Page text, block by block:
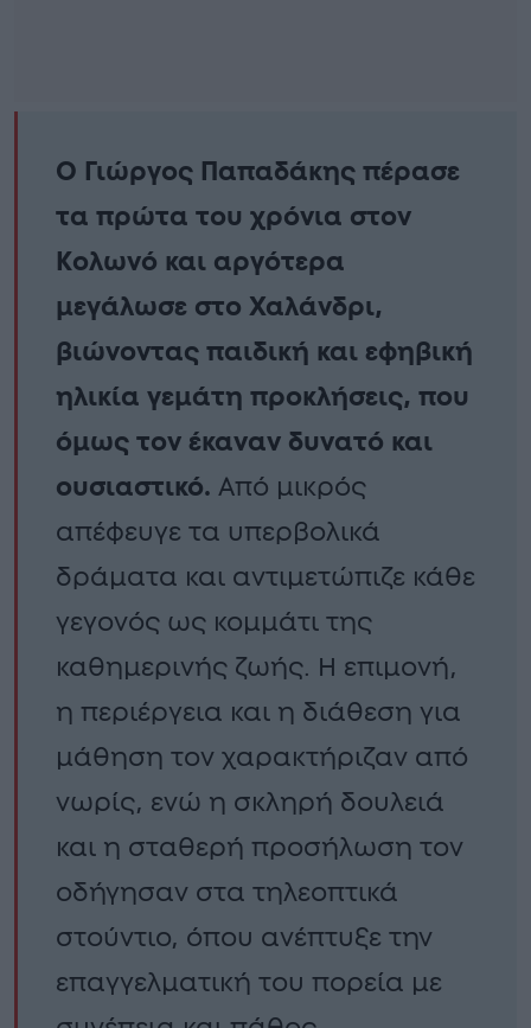
Ο Γιώργος Παπαδάκης πέρασε
τα πρώτα του χρόνια στον
Κολωνό και αργότερα
μεγάλωσε στο Χαλάνδρι,
βιώνοντας παιδική και εφηβική
ηλικία γεμάτη προκλήσεις, που
όμως τον έκαναν δυνατό και
ουσιαστικό. Από μικρός
απέφευγε τα υπερβολικά
δράματα και αντιμετώπιζε κάθε
γεγονός ως κομμάτι της
καθημερινής ζωής. Η επιμονή,
η περιέργεια και η διάθεση για
μάθηση τον χαρακτήριζαν από
νωρίς, ενώ η σκληρή δουλειά
και η σταθερή προσήλωση τον
οδήγησαν στα τηλεοπτικά
στούντιο, όπου ανέπτυξε την
επαγγελματική του πορεία με